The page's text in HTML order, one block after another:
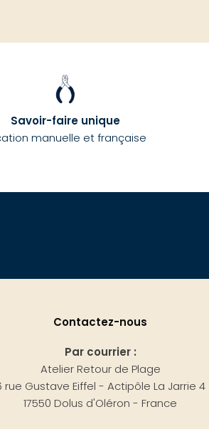
Savoir-faire unique
manuelle et française
Contactez-nous
Par courrier :
Atelier Retour de Plage
rue Gustave Eiffel - Actipôle La Jarrie 4
17550 Dolus d'Oléron - France